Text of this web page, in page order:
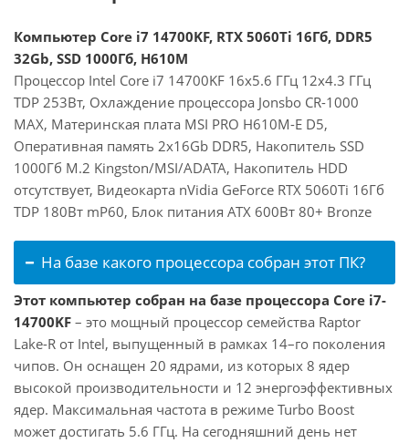
Компьютер Core i7 14700KF, RTX 5060Ti 16Гб, DDR5
32Gb, SSD 1000Гб, H610M
Процессор Intel Core i7 14700KF 16x5.6 ГГц 12x4.3 ГГц
TDP 253Вт, Охлаждение процессора Jonsbo CR-1000
MAX, Материнская плата MSI PRO H610M-E D5,
Оперативная память 2x16Gb DDR5, Накопитель SSD
1000Гб M.2 Kingston/MSI/ADATA, Накопитель HDD
отсутствует, Видеокарта nVidia GeForce RTX 5060Ti 16Гб
TDP 180Вт mP60, Блок питания ATX 600Вт 80+ Bronze
На базе какого процессора собран этот ПК?
Этот компьютер собран на базе процессора Core i7-
14700KF – это мощный процессор семейства Raptor
Lake-R от Intel, выпущенный в рамках 14–го поколения
чипов. Он оснащен 20 ядрами, из которых 8 ядер
высокой производительности и 12 энергоэффективных
ядер. Максимальная частота в режиме Turbo Boost
может достигать 5.6 ГГц. На сегодняшний день нет